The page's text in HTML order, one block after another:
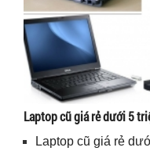
Laptop cũ giá rẻ dưới 5
Laptop cũ giá rẻ